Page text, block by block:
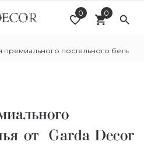
favorite_border
0 0
shopping_cart search
премиального постельного белья от
от Garda Decor